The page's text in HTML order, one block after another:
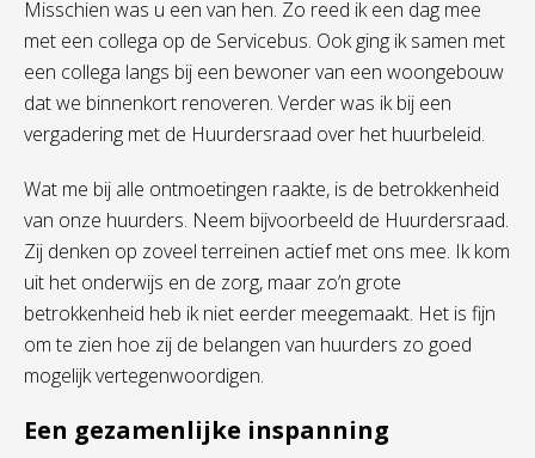
Misschien was u een van hen. Zo reed ik een dag mee
met een collega op de Servicebus. Ook ging ik samen met
een collega langs bij een bewoner van een woongebouw
dat we binnenkort renoveren. Verder was ik bij een
vergadering met de Huurdersraad over het huurbeleid.
Wat me bij alle ontmoetingen raakte, is de betrokkenheid
van onze huurders. Neem bijvoorbeeld de Huurdersraad.
Zij denken op zoveel terreinen actief met ons mee. Ik kom
uit het onderwijs en de zorg, maar zo’n grote
betrokkenheid heb ik niet eerder meegemaakt. Het is fijn
om te zien hoe zij de belangen van huurders zo goed
mogelijk vertegenwoordigen.
Een gezamenlijke inspanning